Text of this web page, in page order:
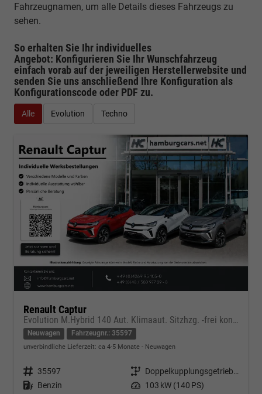
Fahrzeugnamen, um alle Details dieses Fahrzeugs zu
sehen.
So erhalten Sie Ihr individuelles
Angebot: Konfigurieren Sie Ihr Wunschfahrzeug
einfach vorab auf der jeweiligen Herstellerwebsite und
senden Sie uns anschließend Ihre Konfiguration als
Konfigurationscode oder PDF zu.
Alle Evolution Techno
Renault Captur
Evolution M.Hybrid 140 Aut. Klimaaut. Sitzhzg. -frei konfigurierbar !
Neuwagen Fahrzeugnr.: 35597
unverbindliche Lieferzeit: ca 4-5 Monate Neuwagen
Fahrzeugnr. 35597 Getriebe
Doppelkupplungsgetriebe (DSG)
Kraftstoff Benzin Leistung 103 kW (140 PS)